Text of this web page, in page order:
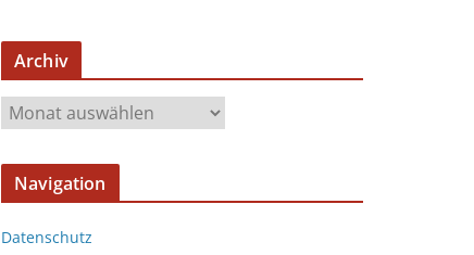
Archiv
Navigation
Datenschutz